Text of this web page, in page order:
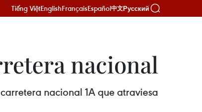
Tiếng ViệtEnglishFrançaisEspañol中文Русский
nacional
nacional 1A que atraviesa